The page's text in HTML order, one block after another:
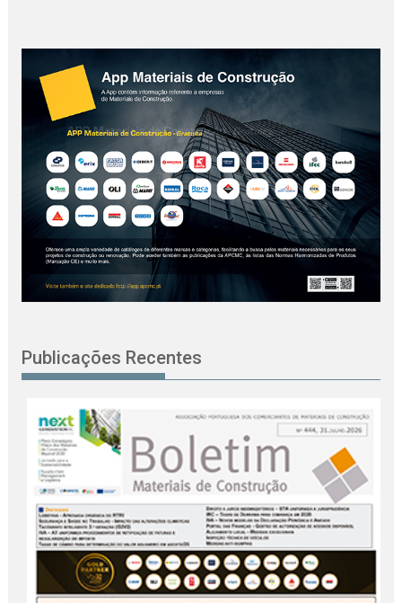
Publicações Recentes